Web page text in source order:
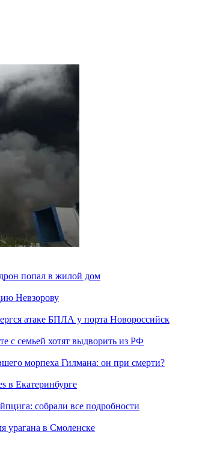
попал в жилой дом
Невзорову
атаке БПЛА у порта Новороссийск
с семьей хотят выдворить из РФ
морпеха Гилмана: он при смерти?
в Екатеринбурге
собрали все подробности
урагана в Смоленске